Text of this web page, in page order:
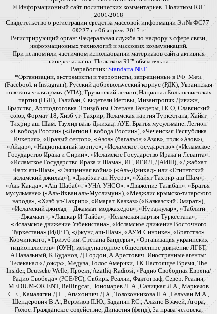
© Информационный сайт политических комментариев "Политком.RU"
2001-2018
Свидетельство о регистрации средства массовой информации Эл № ФС77-
69227 от 06 апреля 2017 г.
Регистрирующий орган: Федеральная служба по надзору в сфере связи,
информационных технологий и массовых коммуникаций.
При полном или частичном использовании материалов сайта активная
гиперссылка на "Политком.RU" обязательна
Разработчик: Standarta.NET
*Организации, экстремисты и террористы, запрещенные в РФ: Meta
(Facebook и Instagram), Русский добровольческий корпус (РДК), Украинская
повстанческая армия (УПА), Грузинский легион, Национал-Большевистская
партия (НБП), Талибан, Свидетели Иеговы, Мизантропик Дивижн,
Братство, Артподготовка, Тризуб им. Степана Бандеры, НСО, Славянский
союз, Формат-18, Хизб ут-Тахрир, Исламская партия Туркестана, Хайят
Тахрир аш-Шам, Таухид валь-Джихад, АУЕ, Братья мусульмане, Легион
«Свобода России» («Легион Свобода России»), «Чеченская Республика
Ичкерия», «Правый сектор», «Азов» (батальон «Азов», полк «Азов»),
«Айдар», «Национальный корпус», «Исламское государство» («Исламское
Государство Ирака и Сирии», «Исламское Государство Ирака и Леванта»,
«Исламское Государство Ирака и Шама», ИГ, ИГИЛ, ДАИШ), «Джабхат
Фатх аш-Шам», «Священная война» («Аль-Джихад» или «Египетский
исламский джихад»), «Джабхат ан-Нусра», «Хайят Тахрир-аш-Шам»,
«Аль-Каида», «Аш-Шабаб», «УНА-УНСО», «Движение Талибан», «Братья-
мусульмане» («Аль-Ихван аль-Муслимун»), «Меджлис крымско-татарского
народа», «Хизб ут-Тахрир», «Имарат Кавказ» («Кавказский Эмират»),
«Исламский джихад – Джамаат моджахедов», «Нурджулар», «Таблиги
Джамаат», «Лашкар-И-Тайба», «Исламская партия Туркестана»,
«Исламское движение Узбекистана», «Исламское движение Восточного
Туркестана» (ИДВТ), «Джунд аш-Шам», «АУМ Синрике», «Братство»
Корчинского, «Тризуб им. Степана Бандеры», «Организация украинских
националистов» (ОУН), международное общественное движение ЛГБТ,
А.Навальный, К.Буданов, Д.Гордон, А.Арестович. Иностранные агенты:
Телеканал «Дождь», Медуза, Голос Америки, ТК Настоящее Время, The
Insider, Deutsche Welle, Проект, Azatliq Radiosi, «Радио Свободная Европа/
Радио Свобода» (PCE/PC), Сибирь. Реалии, Фактограф, Север. Реалии,
MEDIUM-ORIENT, Bellingcat, Пономарев Л. А., Савицкая Л.А., Маркелов
С.Е., Камалягин Д.Н., Апахончич Д.А., Толоконникова Н.А., Гельман М.А.,
Шендерович В.А., Верзилов П.Ю., Баданин Р.С., Альянс Врачей, Агора,
Голос, Гражданское содействие, Династия (фонд), За права человека,